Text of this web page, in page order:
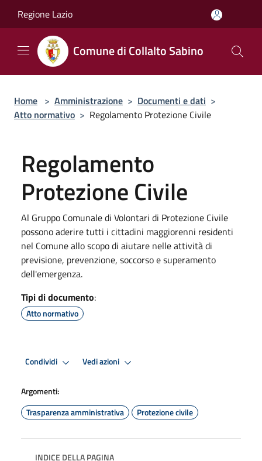
Regione Lazio
Comune di Collalto Sabino
Home > Amministrazione > Documenti e dati >
Atto normativo > Regolamento Protezione Civile
Regolamento
Protezione Civile
Al Gruppo Comunale di Volontari di Protezione Civile
possono aderire tutti i cittadini maggiorenni residenti
nel Comune allo scopo di aiutare nelle attività di
previsione, prevenzione, soccorso e superamento
dell'emergenza.
Tipi di documento:
Atto normativo
Condividi Vedi azioni
Argomenti:
Trasparenza amministrativa
Protezione civile
INDICE DELLA PAGINA